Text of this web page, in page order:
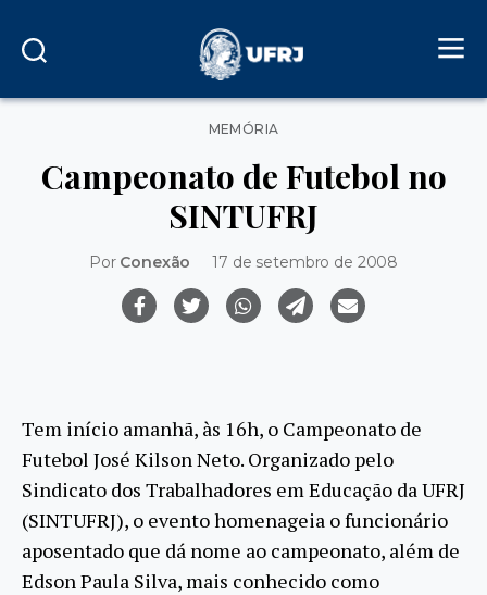
Categorias
MEMÓRIA
Campeonato de Futebol no
SINTUFRJ
Por Conexão 17 de setembro de 2008
Tem início amanhã, às 16h, o Campeonato de
Futebol José Kilson Neto. Organizado pelo
Sindicato dos Trabalhadores em Educação da UFRJ
(SINTUFRJ), o evento homenageia o funcionário
aposentado que dá nome ao campeonato, além de
Edson Paula Silva, mais conhecido como